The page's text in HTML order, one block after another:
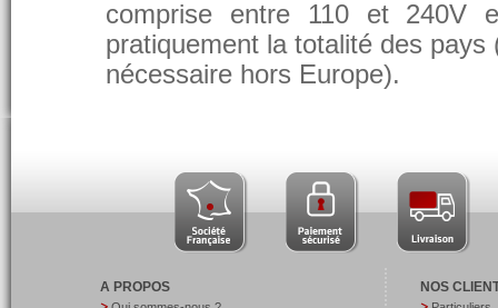
comprise entre 110 et 240V
pratiquement la totalité des
nécessaire hors Europe).
A PROPOS NOS